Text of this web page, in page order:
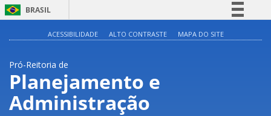
BRASIL
Acesso à informação
ACESSIBILIDADE ALTO CONTRASTE MAPA DO SITE
Pró-Reitoria de
Planejamento e
Administração